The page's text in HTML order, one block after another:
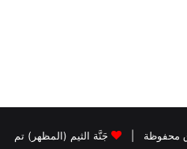
جَنَّة الثيم (المظهر) تم